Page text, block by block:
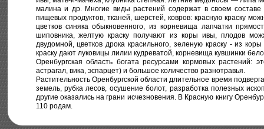
малина и др. Многие виды растений содержат в своем
пищевых продуктов, тканей, шерстей, ковров: красную краску
цветков синяка обыкновенного, из корневища лапчатки
шиповника, желтую краску получают из коры ивы, плодов
двудомной, цветков дрока красильного, зеленую краску - из
краску дают луковицы лилии кудреватой, корневища кувшинки
Оренбургская область богата ресурсами кормовых растений:
астрагал, вика, эспарцет) и большое количество разнотравья.
Растительность Оренбургской области длительное время
земель, рубка лесов, осушение болот, разработка полезных
другие оказались на грани исчезновения. В Красную книгу
110 родам.